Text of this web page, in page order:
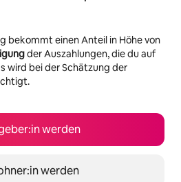
bekommt einen Anteil in Höhe von
der Auszahlungen, die du auf
wird bei der Schätzung der
werden
werden